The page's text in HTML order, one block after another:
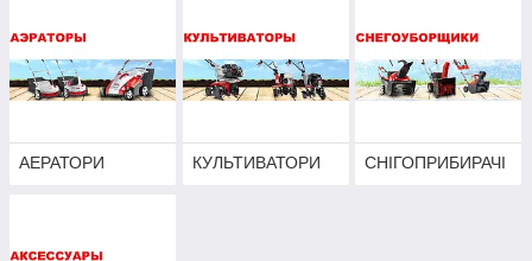
АЕРАТОРИ КУЛЬТИВАТОРИ СНІГОПРИБИРАЧІ